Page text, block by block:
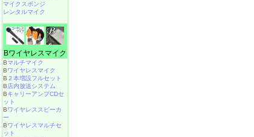
マイクスポンジ
レンタルマイク
Bワイヤレスマイク
Bマルチマイク
Bワイヤレスマイク
B ２本増設フルセット
B店内放送システム
BキャリーアンプCDセ
ット
Bワイヤレススピーカ
ー
Bワイヤレスマルチセ
ット